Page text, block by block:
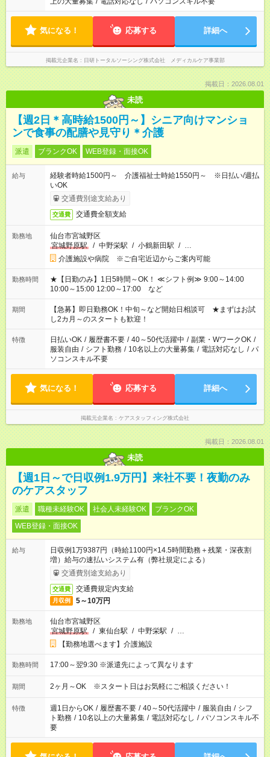
気になる！ 応募する 詳細へ
掲載元企業名 日研トータルソーシング株式会社 メディカルケア事業部
掲載日：2026.08.01
未読
【週2日＊高時給1500円～】シニア向けマンショ
ンで食事の配膳や見守り＊介護
派遣 ブランクOK WEB登録・面接OK
給与
経験者時給1500円～ 介護福祉士時給1550円～ ※日払い/週払
いOK
交通費別途支給あり
交通費 交通費全額支給
勤務地
仙台市宮城野区
宮城野原駅
/ 中野栄駅 / 小鶴新田駅 / …
介護施設や病院 ※ご自宅近辺からご案内可能
勤務時間
★【日勤のみ】1日5時間～OK！ ≪シフト例≫ 9:00～14:00
10:00～15:00 12:00～17:00 など
期間
【急募】即日勤務OK！中旬～など開始日相談可 ★まずはお試
し2カ月～のスタートも歓迎！
特徴 日払いOK / 履歴書不要 / 40～50代活躍中 / 副業・WワークOK /
服装自由 / シフト勤務 / 10名以上の大量募集 / 電話対応なし / パ
ソコンスキル不要
気になる！ 応募する 詳細へ
掲載元企業名 ケアスタッフィング株式会社
掲載日：2026.08.01
未読
【週1日～で日収例1.9万円】来社不要！夜勤のみ
のケアスタッフ
派遣 職種未経験OK 社会人未経験OK
ブランクOK
WEB登録・面接OK
給与
日収例1万9387円（時給1100円×14.5時間勤務＋残業・深夜割
増）給与の速払いシステム有（弊社規定による）
交通費別途支給あり
交通費 交通費規定内支給
月収例 5～10万円
勤務地
仙台市宮城野区
宮城野原駅
/ 東仙台駅 / 中野栄駅 / …
【勤務地選べます】介護施設
勤務時間 17:00～翌9:30 ※派遣先によって異なります
期間 2ヶ月～OK ※スタート日はお気軽にご相談ください！
特徴 週1日からOK / 履歴書不要 / 40～50代活躍中 / 服装自由 / シフ
ト勤務 / 10名以上の大量募集 / 電話対応なし / パソコンスキル不
要